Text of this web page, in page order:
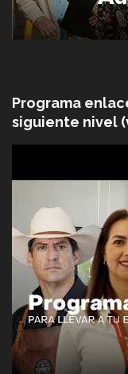
Programa
siguiente nivel